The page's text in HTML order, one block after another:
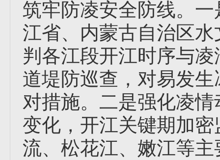
筑牢防凌安全防线。
江省、内蒙古自治区
判各江段开江时序与
道堤防巡查，对易发
对措施。二是强化凌
变化，开江关键期加
流、松花江、嫩江等